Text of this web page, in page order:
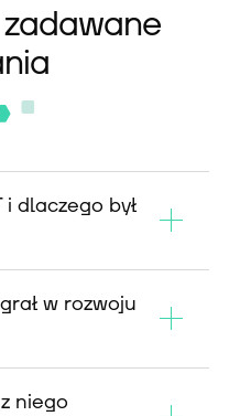
dlaczego był
w rozwoju
niego